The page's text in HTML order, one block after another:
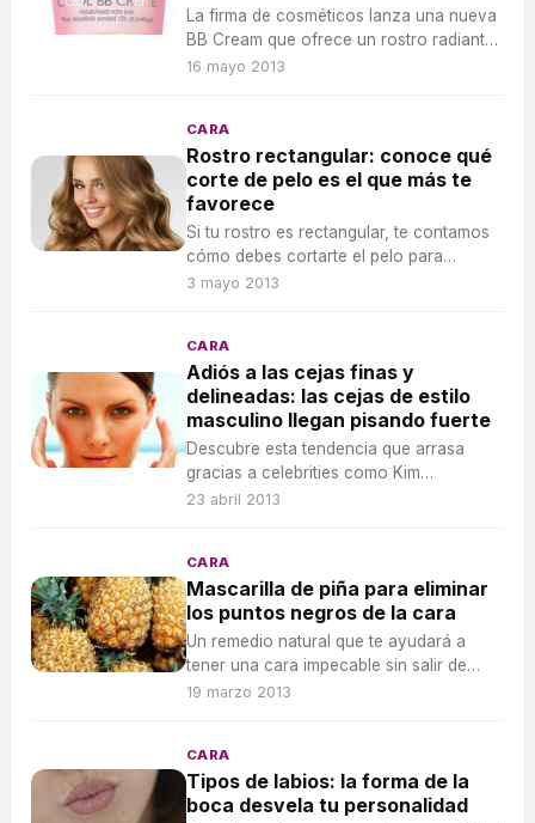
La firma de cosméticos lanza una nueva
BB Cream que ofrece un rostro radiante
y una piel hidratada.
16 mayo 2013
CARA
Rostro rectangular: conoce qué
corte de pelo es el que más te
favorece
Si tu rostro es rectangular, te contamos
cómo debes cortarte el pelo para
sacarte el mayor partido.
3 mayo 2013
CARA
Adiós a las cejas finas y
delineadas: las cejas de estilo
masculino llegan pisando fuerte
Descubre esta tendencia que arrasa
gracias a celebrities como Kim
Kardashian o Lilly Collins.
23 abril 2013
CARA
Mascarilla de piña para eliminar
los puntos negros de la cara
Un remedio natural que te ayudará a
tener una cara impecable sin salir de
casa.
19 marzo 2013
CARA
Tipos de labios: la forma de la
boca desvela tu personalidad